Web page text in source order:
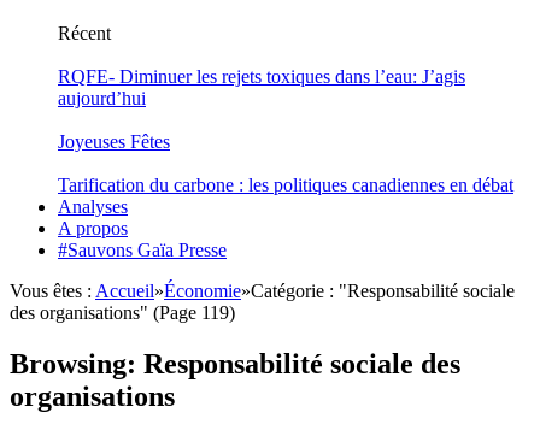
Récent
RQFE- Diminuer les rejets toxiques dans l’eau: J’agis
aujourd’hui
Joyeuses Fêtes
Tarification du carbone : les politiques canadiennes en débat
Analyses
A propos
#Sauvons Gaïa Presse
Vous êtes : Accueil»Économie»Catégorie : "Responsabilité sociale
des organisations" (Page 119)
Browsing: Responsabilité sociale des
organisations